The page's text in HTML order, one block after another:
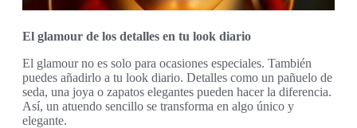
El glamour de los detalles en tu look diario
El glamour no es solo para ocasiones especiales. También
puedes añadirlo a tu look diario. Detalles como un pañuelo de
seda, una joya o zapatos elegantes pueden hacer la diferencia.
Así, un atuendo sencillo se transforma en algo único y
elegante.